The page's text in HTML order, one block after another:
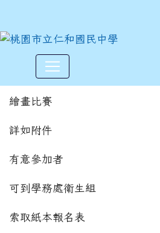
2023 石門水麗之
繪畫比賽
詳如附件
有意參加者
可到學務處衛生組
索取紙本報名表